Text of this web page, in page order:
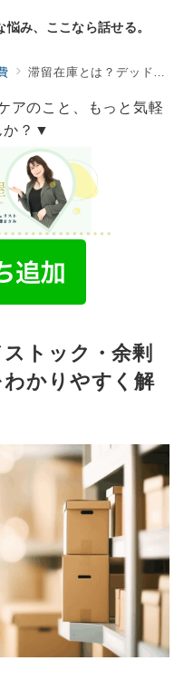
み、ここなら話せる。
滞留在庫とは？デッドストック・余剰在庫との違いと対策をわかりやすく解説
アのこと、もっと気軽
か？▼
トック・余剰
かりやすく解